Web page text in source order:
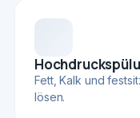
Fett, Kalk und
lösen.